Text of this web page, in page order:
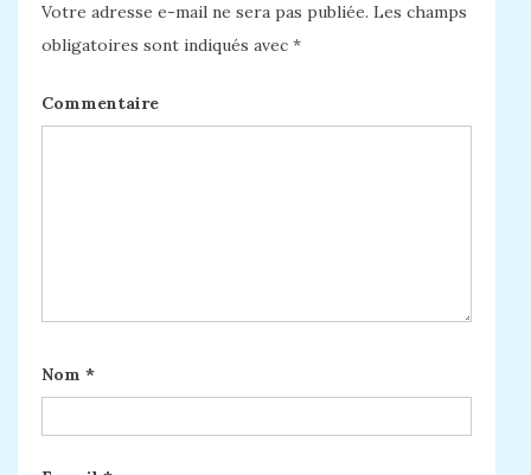
Votre adresse e-mail ne sera pas publiée. Les champs
obligatoires sont indiqués avec *
Commentaire
Nom *